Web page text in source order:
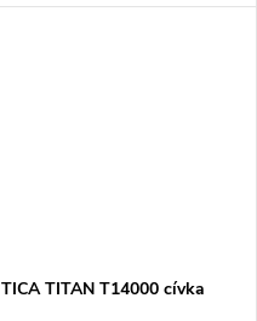
TICA TITAN T14000 cívka